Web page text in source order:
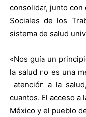
consolidar, junto con
Sociales de los
sistema de salud
«Nos guía un
la salud no es una
atención a la
cuantos. El acceso a
México y el pueblo